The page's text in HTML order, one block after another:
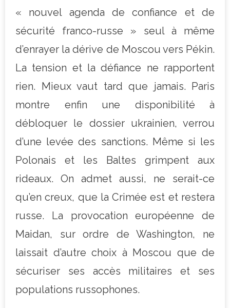
« nouvel agenda de confiance et de
sécurité franco-russe » seul à même
d’enrayer la dérive de Moscou vers Pékin.
La tension et la défiance ne rapportent
rien. Mieux vaut tard que jamais. Paris
montre enfin une disponibilité à
débloquer le dossier ukrainien, verrou
d’une levée des sanctions. Même si les
Polonais et les Baltes grimpent aux
rideaux. On admet aussi, ne serait-ce
qu’en creux, que la Crimée est et restera
russe. La provocation européenne de
Maidan, sur ordre de Washington, ne
laissait d’autre choix à Moscou que de
sécuriser ses accès militaires et ses
populations russophones.